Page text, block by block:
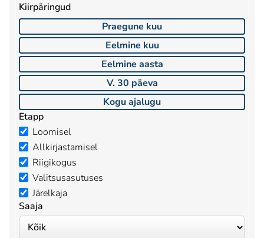
Kiirpäringud
Praegune kuu
Eelmine kuu
Eelmine aasta
V. 30 päeva
Kogu ajalugu
Etapp
Loomisel
Allkirjastamisel
Riigikogus
Valitsusasutuses
Järelkaja
Saaja